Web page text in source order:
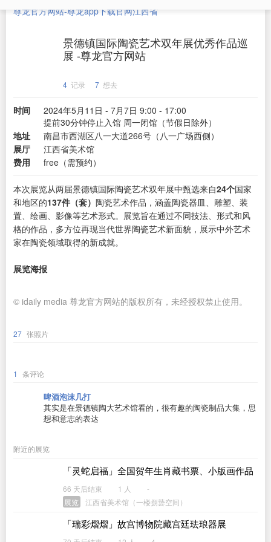
尊龙官方网站-尊龙app下载官网江西省
景德镇国际陶瓷艺术双年展优秀作品巡
展 -尊龙官方网站
4 记录 7 想去
时间
2024年5月11日 - 7月7日 9:00 - 17:00
提前30分钟停止入馆 周一闭馆（节假日除外）
地址
南昌市西湖区八一大道266号（八一广场西侧）
展厅
江西省美术馆
费用
free（需预约）
本次展览从两届景德镇国际陶瓷艺术双年展中甄选来自24个国家
和地区的137件（套） 陶瓷艺术作品，涵盖陶瓷器皿、雕塑、装
置、绘画、影像等艺术形式。展览旨在通过不同技法、形式和风
格的作品，多方位再现当代世界陶瓷艺术新面貌，展示中外艺术
家在陶瓷领域取得的新成就。
展览海报
© idaily media 尊龙官方网站的版权所有，未经授权禁止使用。
27 张照片
1 条评论
啤酒泡沫几打
其实是在景德镇陶大艺术馆看的，很有趣的陶瓷制品大集，思
想和意志的表达
附近的展览
「灵蛇启福」全国贺年生肖藏书票、小版画作品
66 天后结束 1 人
-
展览
江西省美术馆（一楼捌兿空间）
「瑞彩熠熠」故宫博物院藏宫廷珐琅器展